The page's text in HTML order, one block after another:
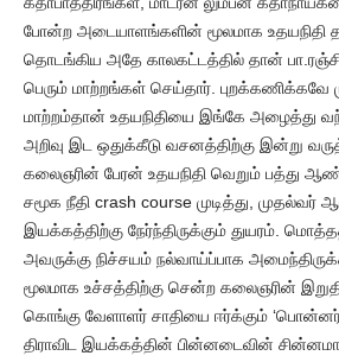
போன்ற அடையாளங்களின் மூலமாக உதயநிதி
தொடங்கிய அதே காலகட்டத்தில் தான்
பெரும் மாற்றங்கள் செய்தார். புறக்கணிக்கவே
மாற்றம்தான் உதயநிதியை இங்கே அழைத்து
அறிவு இட ஒதுக்கீடு வசனத்திற்கு இன்று
கலைஞரின் பேரன் உதயநிதி வெறும் பத்து
சமூக நீதி crash course முடித்து, முதல்வர்
இயக்கத்திற்கு நேர்ந்திருக்கும் துயரம்.
அவருக்கு நிச்சயம் நல்வாய்ப்பாக
மூலமாக உச்சத்திற்கு சென்ற கலைஞரின்
கொங்கு வேளாளர் சாதியை ஈர்க்கும்
திராவிட இயக்கத்தின் பின்னடைவின்